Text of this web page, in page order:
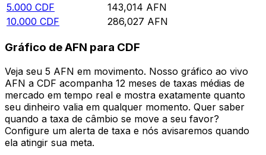
5.000 CDF 143,014 AFN
10.000 CDF 286,027 AFN
Gráfico de AFN para CDF
Veja seu 5 AFN em movimento. Nosso gráfico ao vivo
AFN a CDF acompanha 12 meses de taxas médias de
mercado em tempo real e mostra exatamente quanto
seu dinheiro valia em qualquer momento. Quer saber
quando a taxa de câmbio se move a seu favor?
Configure um alerta de taxa e nós avisaremos quando
ela atingir sua meta.